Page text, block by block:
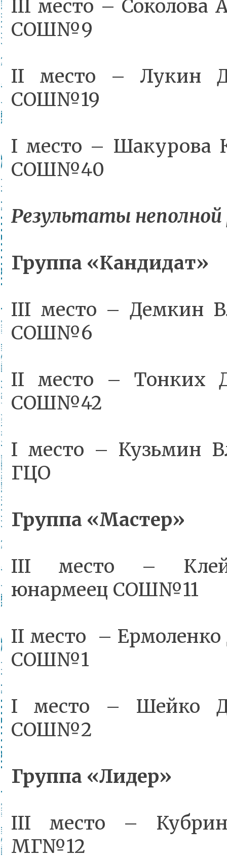
III место – Соколова
СОШ№9
II место – Лукин
СОШ№19
I место – Шакурова
СОШ№40
Результаты неполной
Группа «Кандидат»
III место – Демкин
СОШ№6
II место – Тонких
СОШ№42
I место – Кузьмин
ГЦО
Группа «Мастер»
III место –
юнармеец СОШ№11
II место –
СОШ№1
I место – Шейко
СОШ№2
Группа «Лидер»
III место –
МГ№12